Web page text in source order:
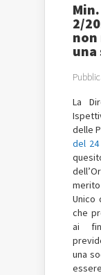
2/
non
una
La
delle
del 24
Unico
che
ai
una